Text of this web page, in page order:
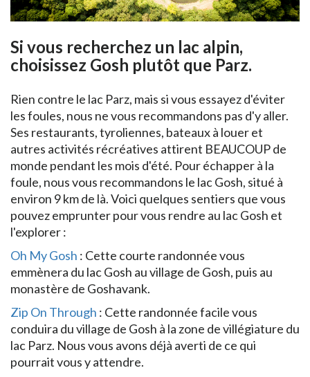
Si vous recherchez un lac alpin,
choisissez Gosh plutôt que Parz.
Rien contre le lac Parz, mais si vous essayez d'éviter
les foules, nous ne vous recommandons pas d'y aller.
Ses restaurants, tyroliennes, bateaux à louer et
autres activités récréatives attirent BEAUCOUP de
monde pendant les mois d'été. Pour échapper à la
foule, nous vous recommandons le lac Gosh, situé à
environ 9 km de là. Voici quelques sentiers que vous
pouvez emprunter pour vous rendre au lac Gosh et
l'explorer :
Oh My Gosh : Cette courte randonnée vous
emmènera du lac Gosh au village de Gosh, puis au
monastère de Goshavank.
Zip On Through : Cette randonnée facile vous
conduira du village de Gosh à la zone de villégiature du
lac Parz. Nous vous avons déjà averti de ce qui
pourrait vous y attendre.